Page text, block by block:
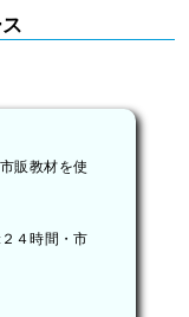
４時間・市